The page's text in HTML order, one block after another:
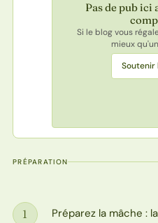
Pas de pub ici
Si le blog vous
mieux
Soutenir
PRÉPARATION
1
Préparez la mâche :